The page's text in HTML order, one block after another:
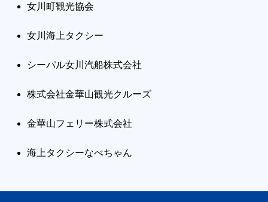
女川町観光協会
女川海上タクシー
シーパル女川汽船株式会社
株式会社金華山観光クルーズ
金華山フェリー株式会社
海上タクシーなべちゃん